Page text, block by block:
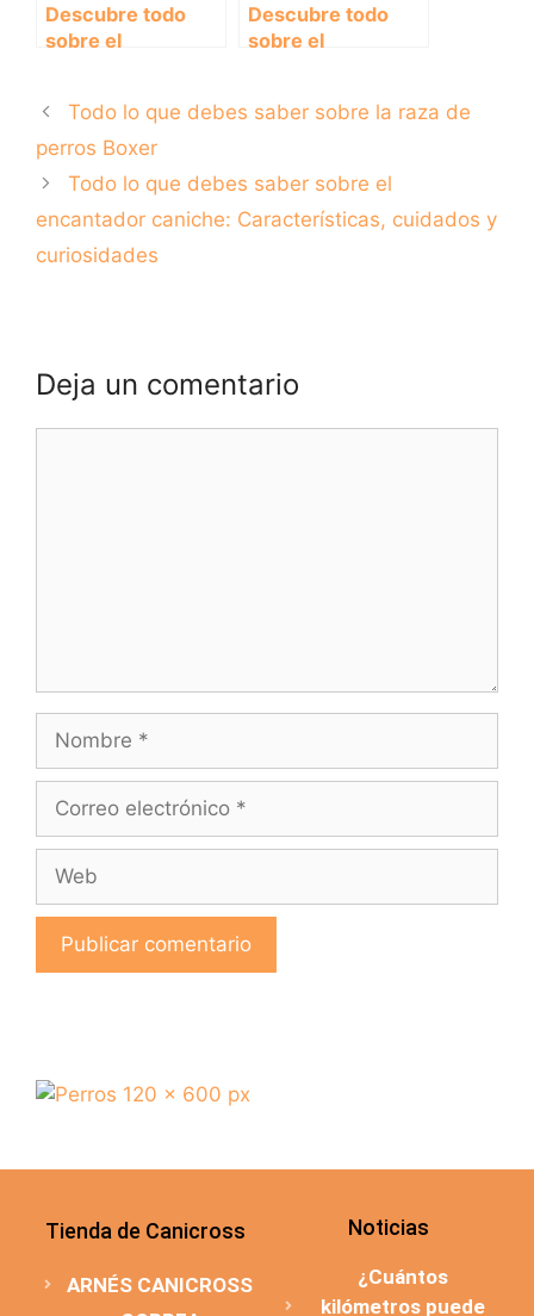
Descubre todo
sobre el
características,
cuidados y
curiosidades
Descubre todo
sobre el
Características,
curiosidades
Todo lo que debes saber sobre la raza de
perros Boxer
Todo lo que debes saber sobre el
encantador caniche: Características, cuidados y
curiosidades
Deja un comentario
Tienda de Canicross
ARNÉS CANICROSS
Noticias
¿Cuántos
kilómetros puede